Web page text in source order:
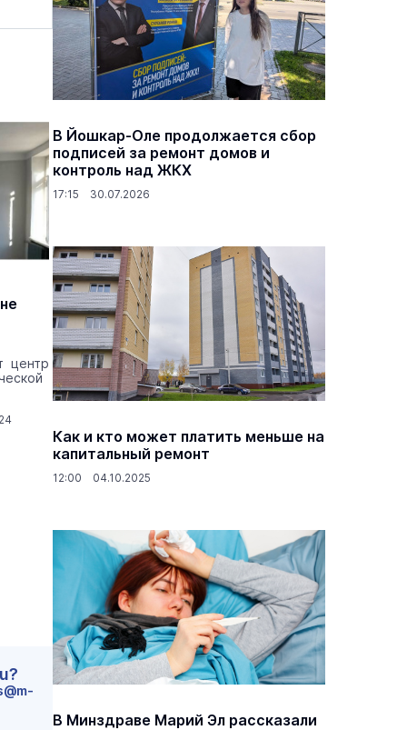
центр
В Йошкар-Оле продолжается сбор
подписей за ремонт домов и
контроль над ЖКХ
17:15 30.07.2026
Как и кто может платить меньше на
капитальный ремонт
12:00 04.10.2025
В Минздраве Марий Эл рассказали